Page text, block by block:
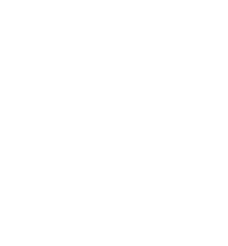
| Ιωάννινα | Φλώρινα |